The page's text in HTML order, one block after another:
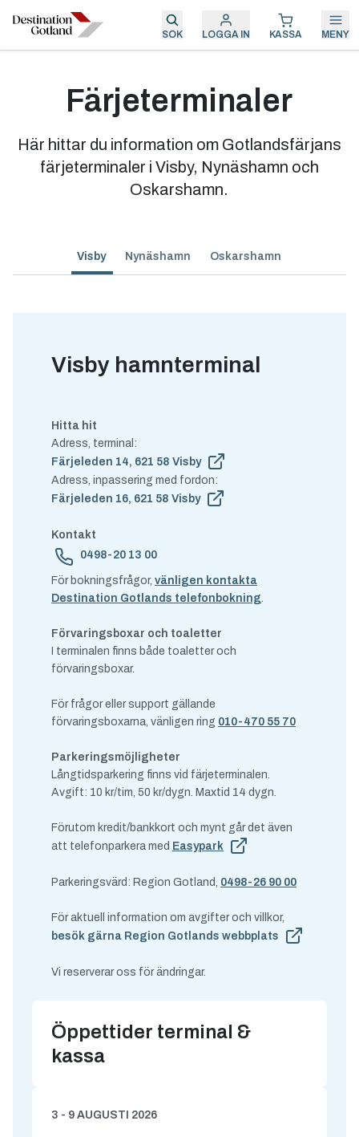
SÖK LOGGA IN KASSA MENY
Färjeterminaler
Här hittar du information om Gotlandsfärjans
färjeterminaler i Visby, Nynäshamn och
Oskarshamn.
Visby Nynäshamn Oskarshamn
Visby hamnterminal
Hitta hit
Adress, terminal:
Färjeleden 14, 621 58 Visby
Adress, inpassering med fordon:
Färjeleden 16, 621 58 Visby
Kontakt
0498-20 13 00
För bokningsfrågor, vänligen kontakta
Destination Gotlands telefonbokning.
Förvaringsboxar och toaletter
I terminalen finns både toaletter och
förvaringsboxar.
För frågor eller support gällande
förvaringsboxarna, vänligen ring 010-470 55 70
Parkeringsmöjligheter
Långtidsparkering finns vid färjeterminalen.
Avgift: 10 kr/tim, 50 kr/dygn. Maxtid 14 dygn.
Förutom kredit/bankkort och mynt går det även
att telefonparkera med Easypark
Parkeringsvärd: Region Gotland, 0498-26 90 00
För aktuell information om avgifter och villkor,
besök gärna Region Gotlands webbplats
Vi reserverar oss för ändringar.
Öppettider terminal &
kassa
3 - 9 AUGUSTI 2026